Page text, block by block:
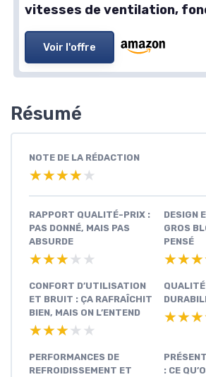
vitesses de ventilation,
Voir l'offre
Résumé
NOTE DE LA RÉDACTION
★★★★★
★★★★★
RAPPORT QUALITÉ-PRIX :
PAS DONNÉ, MAIS PAS
ABSURDE
★★★★★
★★★★★
DESIGN
GROS
PENSÉ
CONFORT D’UTILISATION
ET BRUIT : ÇA RAFRAÎCHIT
BIEN, MAIS ON L’ENTEND
★★★★★
★★★★★
PERFORMANCES DE
REFROIDISSEMENT ET
: CE